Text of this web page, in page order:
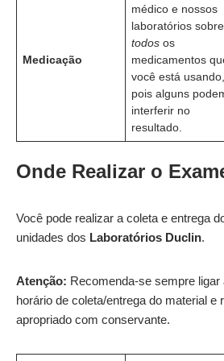
Medicação
médico e nossos
laboratórios sobre
todosos
medicamentos
você está usando,
pois alguns
interferir no
resultado.
Onde Realizar o
Você pode realizar a coleta e entrega
unidades dos Laboratórios Duclin.
Atenção: Recomenda-se sempre
horário de coleta/entrega do material e
apropriado com conservante.